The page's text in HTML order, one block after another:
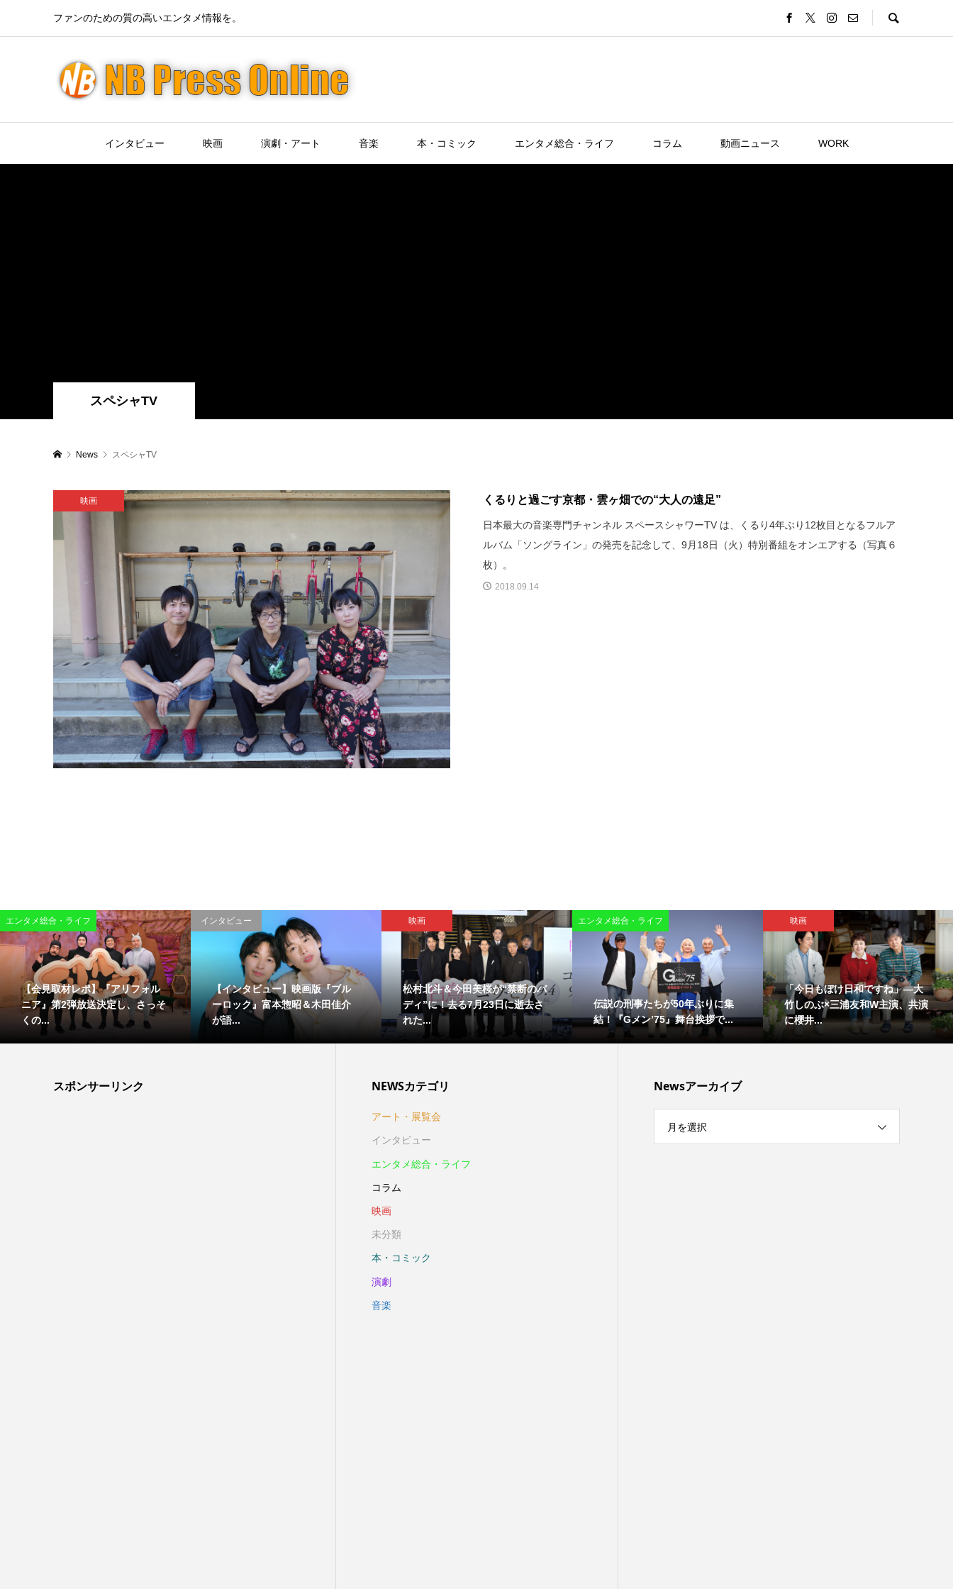
ファンのための質の高いエンタメ情報を。
インタビュー 映画 演劇・アート 音楽 本・コミック エンタメ総合・ライフ コラム 動画ニュース WORK
スペシャTV
News スペシャTV
映画 くるりと過ごす京都・雲ヶ畑での“大人の遠足”
日本最大の音楽専門チャンネル スペースシャワーTV は、くるり4年ぶり12枚目となるフルア
ルバム「ソングライン」の発売を記念して、9月18日（火）特別番組をオンエアする（写真６
枚）。
2018.09.14
エンタメ総合・ライフ
【会見取材レポ】『アリフォル
ニア』第2弾放送決定し、さっそ
くの...
インタビュー
【インタビュー】映画版『ブル
ーロック』富本惣昭＆木田佳介
が語...
映画
松村北斗＆今田美桜が“禁断のバ
ディ”に！去る7月23日に逝去さ
れた...
エンタメ総合・ライフ
伝説の刑事たちが50年ぶりに集
結！『Gメン’75』舞台挨拶で...
映画
「今日もぼけ日和ですね」―大
竹しのぶ×三浦友和W主演、共演
に櫻井...
スポンサーリンク NEWSカテゴリ
アート・展覧会
インタビュー
エンタメ総合・ライフ
コラム
映画
未分類
本・コミック
演劇
音楽
Newsアーカイブ
月を選択